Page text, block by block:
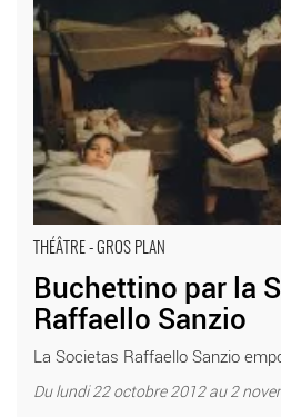
THÉÂTRE - GROS PLAN
Buchettino par la
Raffaello Sanzio
La Societas Raffaello Sanzio
Du lundi 22 octobre 2012 au 2